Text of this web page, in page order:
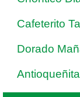
Cafeterito
Dorado